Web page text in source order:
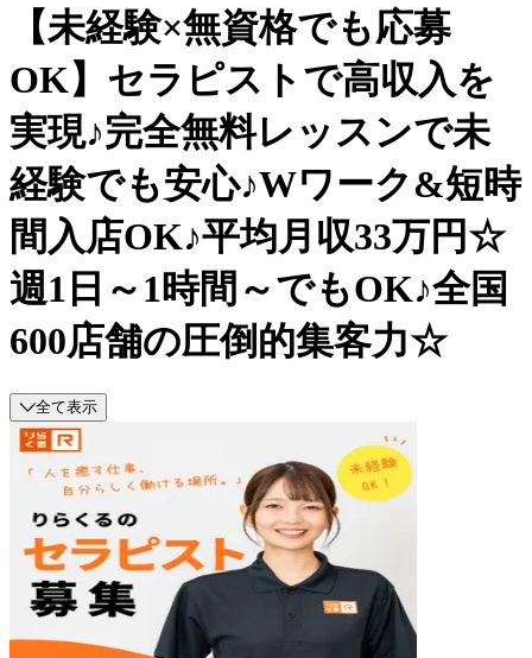
【未経験×無資格でも応募
OK】セラピストで高収入を
実現♪完全無料レッスンで未
経験でも安心♪Wワーク&短時
間入店OK♪平均月収33万円☆
週1日～1時間～でもOK♪全国
600店舗の圧倒的集客力☆
全て表示